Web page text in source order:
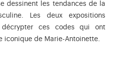
dessinent les tendances de la
Les deux expositions
ces codes qui ont
iconique de Marie-Antoinette.